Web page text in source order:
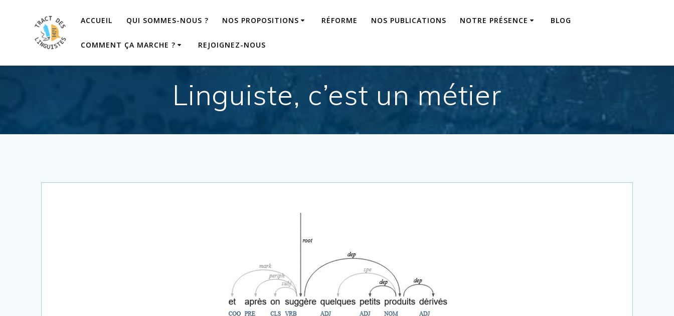
ACCUEIL QUI SOMMES-NOUS ? NOS PROPOSITIONS RÉFORME NOS PUBLICATIONS NOTRE PRÉSENCE BLOG
COMMENT ÇA MARCHE ? REJOIGNEZ-NOUS
Linguiste, c’est un métier